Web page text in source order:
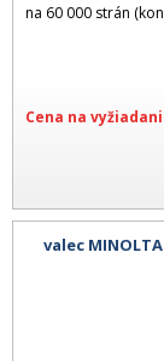
na 60 000 strán
Cena na
valec MINOLTA